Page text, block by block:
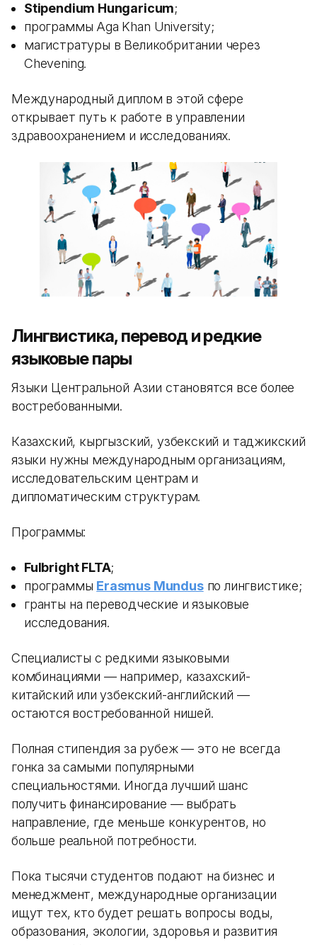
Stipendium Hungaricum;
программы Aga Khan University;
магистратуры в Великобритании через
Chevening.
Международный диплом в этой сфере
открывает путь к работе в управлении
здравоохранением и исследованиях.
Лингвистика, перевод и редкие
языковые пары
Языки Центральной Азии становятся все более
востребованными.
Казахский, кыргызский, узбекский и таджикский
языки нужны международным организациям,
исследовательским центрам и
дипломатическим структурам.
Программы:
Fulbright FLTA;
программы Erasmus Mundusпо лингвистике;
гранты на переводческие и языковые
исследования.
Специалисты с редкими языковыми
комбинациями — например, казахский-
китайский или узбекский-английский —
остаются востребованной нишей.
Полная стипендия за рубеж — это не всегда
гонка за самыми популярными
специальностями. Иногда лучший шанс
получить финансирование — выбрать
направление, где меньше конкурентов, но
больше реальной потребности.
Пока тысячи студентов подают на бизнес и
менеджмент, международные организации
ищут тех, кто будет решать вопросы воды,
образования, экологии, здоровья и развития